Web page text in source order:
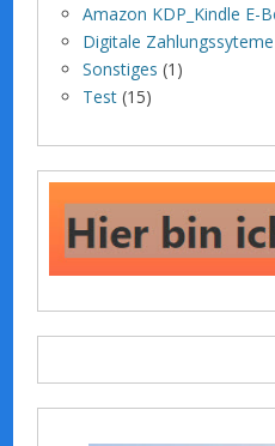
Amazon KDP_Kindle E-
Digitale Zahlungssyteme
Sonstiges (1)
Test (15)